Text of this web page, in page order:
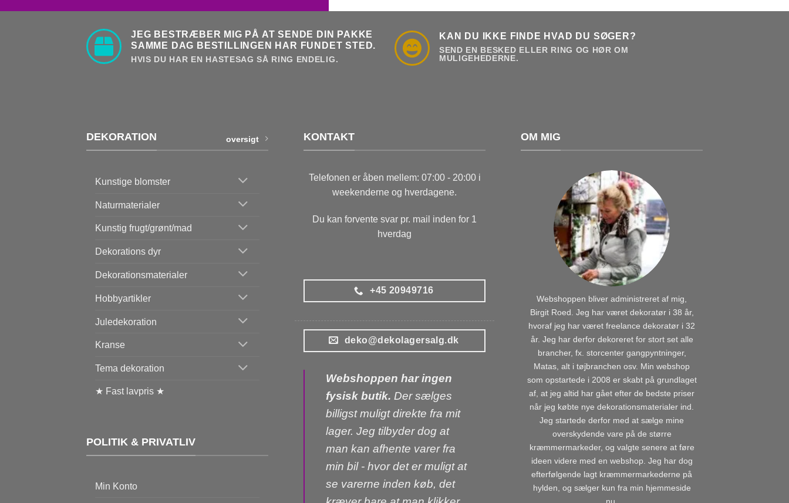
JEG BESTRÆBER MIG PÅ AT SENDE DIN PAKKE
SAMME DAG BESTILLINGEN HAR FUNDET STED.
HVIS DU HAR EN HASTESAG SÅ RING ENDELIG.
KAN DU IKKE FINDE HVAD DU SØGER?
SEND EN BESKED ELLER RING OG HØR OM
MULIGEHEDERNE.
DEKORATION oversigt
Kunstige blomster
Naturmaterialer
Kunstig frugt/grønt/mad
Dekorations dyr
Dekorationsmaterialer
Hobbyartikler
Juledekoration
Kranse
Tema dekoration
★ Fast lavpris ★
POLITIK & PRIVATLIV
Min Konto
KONTAKT
Telefonen er åben mellem: 07:00 - 20:00 i
weekenderne og hverdagene.
Du kan forvente svar pr. mail inden for 1
hverdag
+45 20949716
deko@dekolagersalg.dk
Webshoppen har ingen
fysisk butik. Der sælges
billigst muligt direkte fra mit
lager. Jeg tilbyder dog at
man kan afhente varer fra
min bil - hvor det er muligt at
se varerne inden køb, det
OM MIG
Webshoppen bliver administreret af mig,
Birgit Roed. Jeg har været dekoratør i 38 år,
hvoraf jeg har været freelance dekoratør i 32
år. Jeg har derfor dekoreret for stort set alle
brancher, fx. storcenter gangpyntninger,
Matas, alt i tøjbranchen osv. Min webshop
som opstartede i 2008 er skabt på grundlaget
af, at jeg altid har gået efter de bedste priser
når jeg købte nye dekorationsmaterialer ind.
Jeg startede derfor med at sælge mine
overskydende vare på de større
kræmmermarkeder, og valgte senere at føre
ideen videre med en webshop. Jeg har dog
efterfølgende lagt kræmmermarkederne på
hylden, og sælger kun fra min hjemmeside